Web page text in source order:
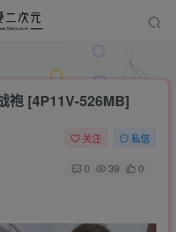
袍 [4P11V-526MB]
关注 私信
0 39 0